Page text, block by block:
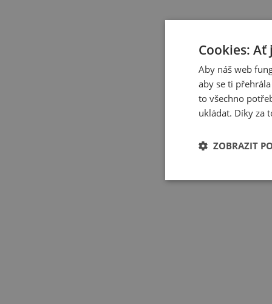
Cookies: Ať
Aby náš web
aby se ti
to všechno
ukládat. Díky za
ZOBRAZIT